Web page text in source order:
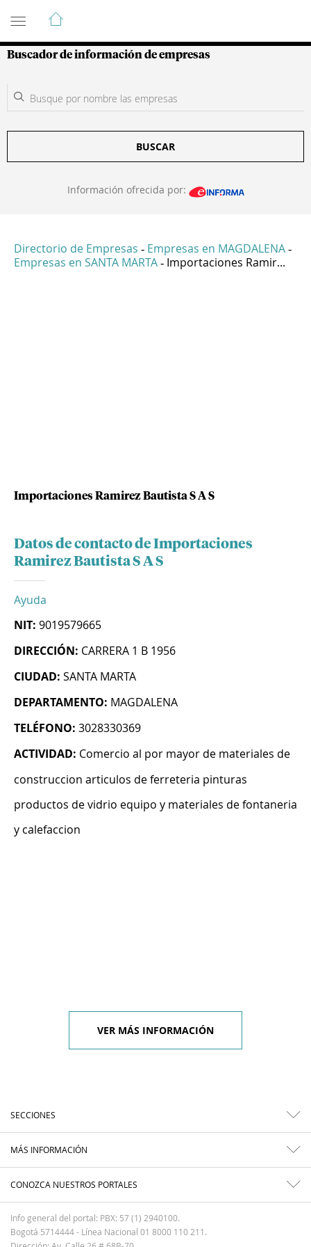
Guía de Empresas Colombianas
Buscador de información de empresas
BUSCAR
Información ofrecida por:
Directorio de Empresas - Empresas en MAGDALENA -
Empresas en SANTA MARTA - Importaciones Ramir...
Importaciones Ramirez Bautista S A S
Datos de contacto de Importaciones
Ramirez Bautista S A S
Ayuda
NIT: 9019579665
DIRECCIÓN: CARRERA 1 B 1956
CIUDAD: SANTA MARTA
DEPARTAMENTO: MAGDALENA
TELÉFONO: 3028330369
ACTIVIDAD: Comercio al por mayor de materiales de
construccion articulos de ferreteria pinturas
productos de vidrio equipo y materiales de fontaneria
y calefaccion
VER MÁS INFORMACIÓN
SECCIONES
MÁS INFORMACIÓN
CONOZCA NUESTROS PORTALES
Info general del portal: PBX: 57 (1) 2940100.
Bogotá 5714444 - Línea Nacional 01 8000 110 211.